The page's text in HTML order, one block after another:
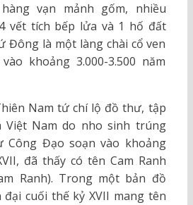
vạn mảnh gốm, nhiều
vết tích bếp lửa và 1 hố đất
Đông là một làng chài cổ ven
khoảng 3.000-3.500 năm
Nam tứ chí lộ đồ thư, tập
Việt Nam do nho sinh trúng
Đạo soạn vào khoảng
đã thấy có tên Cam Ranh
Ranh). Trong một bản đồ
đại cuối thế kỷ XVII mang tên